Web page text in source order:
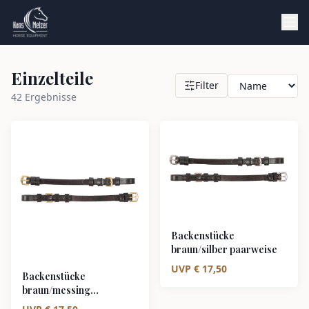
Einzelteile
42 Ergebnisse
Filter
Backenstücke
braun/messing
paarweise
Backenstücke
braun/silber paarweise
UVP € 17,50